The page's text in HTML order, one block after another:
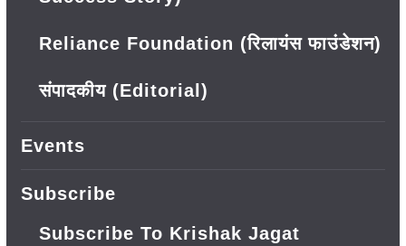
Reliance Foundation (रिलायंस फाउंडेशन)
संपादकीय (Editorial)
Events
Subscribe
Subscribe To Krishak Jagat